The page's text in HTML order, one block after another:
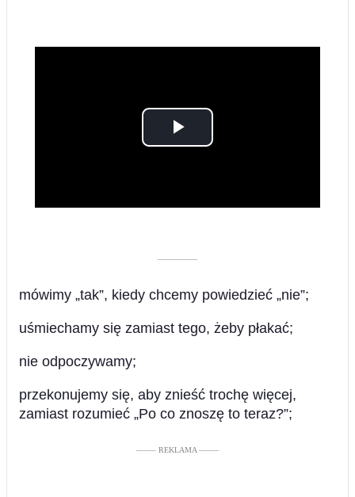
Play
––––––––––
mówimy „tak”, kiedy chcemy powiedzieć „nie”;
uśmiechamy się zamiast tego, żeby płakać;
nie odpoczywamy;
przekonujemy się, aby znieść trochę więcej,
zamiast rozumieć „Po co znoszę to teraz?”;
––––– REKLAMA –––––